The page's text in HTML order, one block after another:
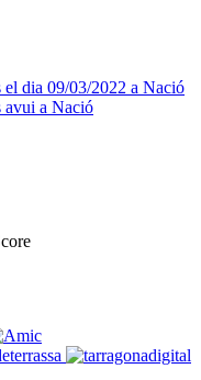
el dia 09/03/2022 a Nació
avui a Nació